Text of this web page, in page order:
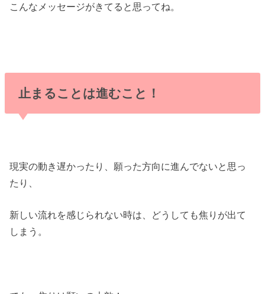
こんなメッセージがきてると思ってね。
止まることは進むこと！
現実の動き遅かったり、願った方向に進んでないと思っ
たり、
新しい流れを感じられない時は、どうしても焦りが出て
しまう。